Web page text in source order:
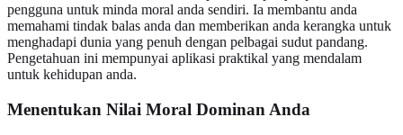
pengguna untuk minda moral anda sendiri. Ia membantu anda
memahami tindak balas anda dan memberikan anda kerangka untuk
menghadapi dunia yang penuh dengan pelbagai sudut pandang.
Pengetahuan ini mempunyai aplikasi praktikal yang mendalam
untuk kehidupan anda.
Menentukan Nilai Moral Dominan Anda